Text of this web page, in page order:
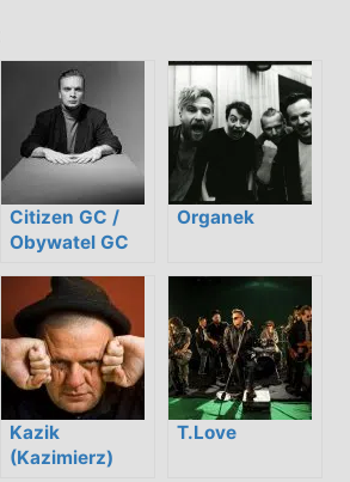
Citizen GC /
Obywatel GC
Organek
Kazik
(Kazimierz)
T.Love